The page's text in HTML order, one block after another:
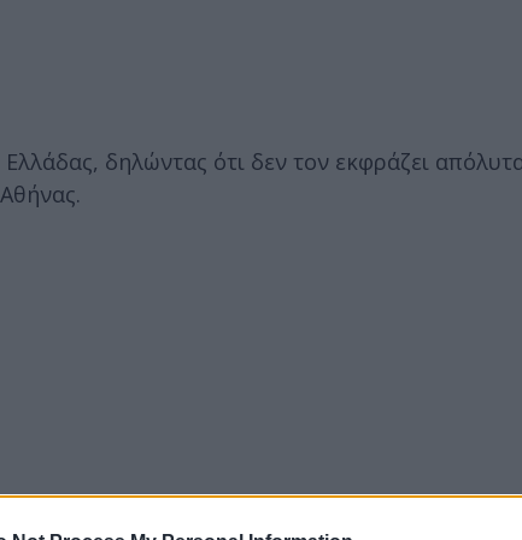
δηλώντας ότι δεν τον εκφράζει